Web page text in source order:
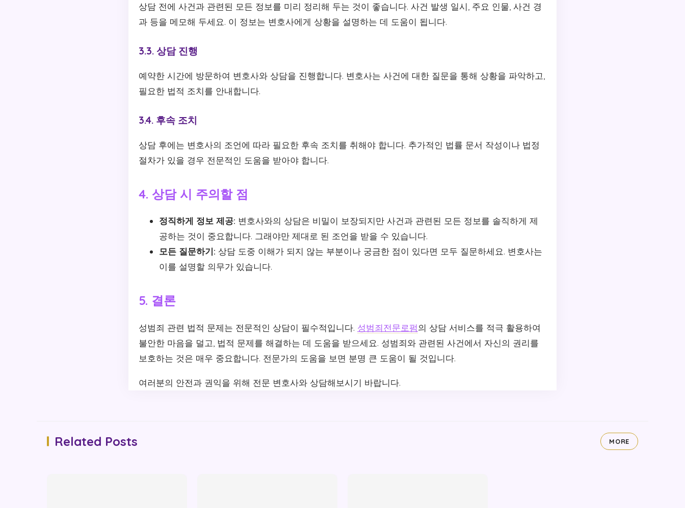
상담 전에 사건과 관련된 모든 정보를 미리 정리해 두는 것이 좋습니다. 사건 발생 일시, 주요 인물, 사건 경
과 등을 메모해 두세요. 이 정보는 변호사에게 상황을 설명하는 데 도움이 됩니다.
3.3. 상담 진행
예약한 시간에 방문하여 변호사와 상담을 진행합니다. 변호사는 사건에 대한 질문을 통해 상황을 파악하고,
필요한 법적 조치를 안내합니다.
3.4. 후속 조치
상담 후에는 변호사의 조언에 따라 필요한 후속 조치를 취해야 합니다. 추가적인 법률 문서 작성이나 법정
절차가 있을 경우 전문적인 도움을 받아야 합니다.
4. 상담 시 주의할 점
정직하게 정보 제공: 변호사와의 상담은 비밀이 보장되지만 사건과 관련된 모든 정보를 솔직하게 제
공하는 것이 중요합니다. 그래야만 제대로 된 조언을 받을 수 있습니다.
모든 질문하기: 상담 도중 이해가 되지 않는 부분이나 궁금한 점이 있다면 모두 질문하세요. 변호사는
이를 설명할 의무가 있습니다.
5. 결론
성범죄 관련 법적 문제는 전문적인 상담이 필수적입니다. 성범죄전문로펌의 상담 서비스를 적극 활용하여
불안한 마음을 덜고, 법적 문제를 해결하는 데 도움을 받으세요. 성범죄와 관련된 사건에서 자신의 권리를
보호하는 것은 매우 중요합니다. 전문가의 도움을 보면 분명 큰 도움이 될 것입니다.
여러분의 안전과 권익을 위해 전문 변호사와 상담해보시기 바랍니다.
Related Posts MORE